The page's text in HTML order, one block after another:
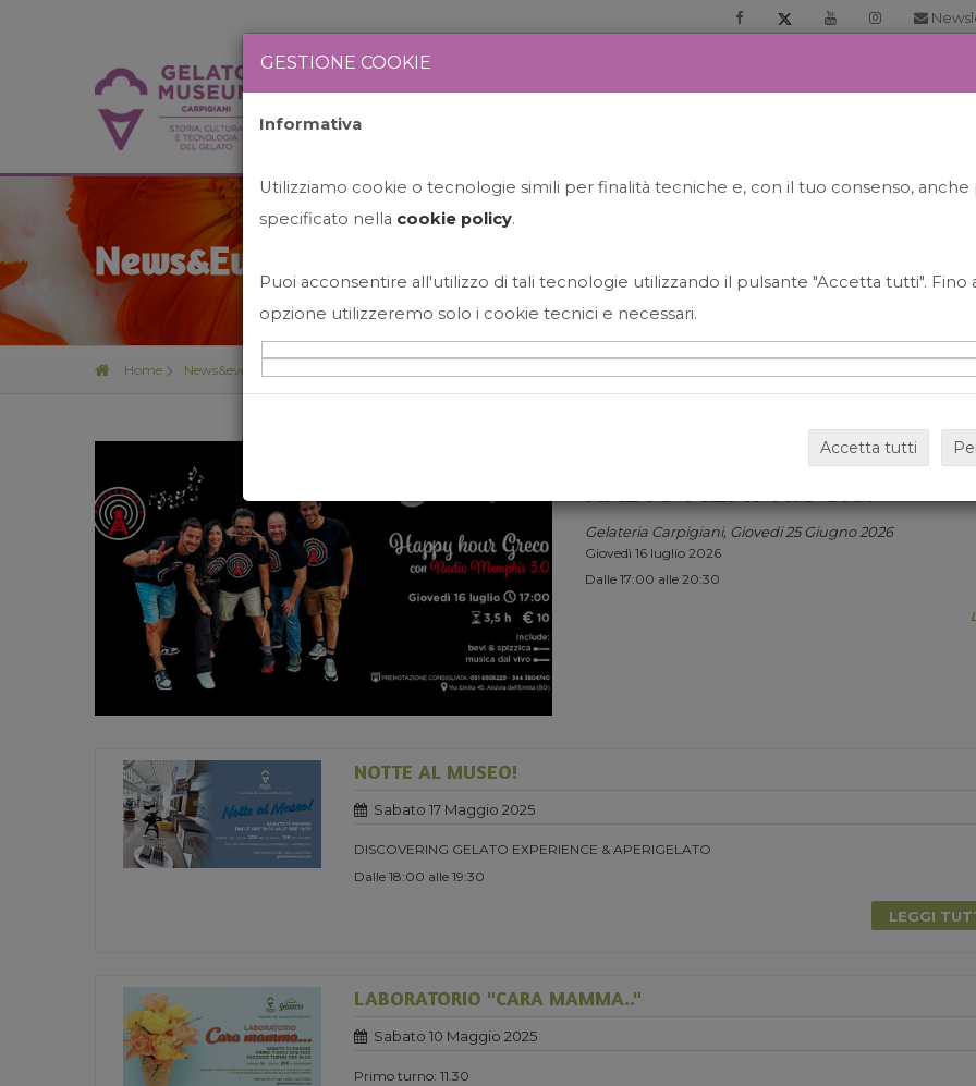
News&Events
Home News&events
HAPPY HOUR GRECO CON
RADIO MEMPHIS 3.0.
Gelateria Carpigiani, Giovedi 25 Giugno 2026
Giovedì 16 luglio 2026
Dalle 17:00 alle 20:30
NOTTE AL MUSEO!
Sabato 17 Maggio 2025
DISCOVERING GELATO EXPERIENCE & APERIGELATO
Dalle 18:00 alle 19:30
LEGGI
LABORATORIO "CARA MAMMA.."
Sabato 10 Maggio 2025
Primo turno: 11.30
GESTIONE COOKIE
Informativa
Utilizziamo cookie o tecnologie simili per finalità tecniche e, con il tuo consenso,
specificato nella cookie policy.
Puoi acconsentire all'utilizzo di tali tecnologie utilizzando il pulsante "Accetta tutti". Fino
opzione utilizzeremo solo i cookie tecnici e necessari.
Accetta tutti